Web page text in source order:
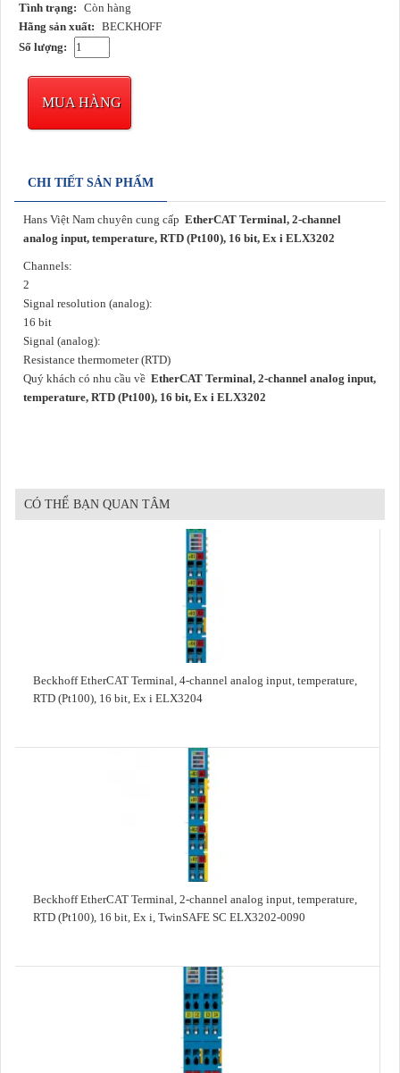
Tình trạng:
Còn hàng
Hãng sản xuất:
BECKHOFF
Số lượng:
MUA HÀNG
CHI TIẾT SẢN PHẨM
Hans Việt Nam chuyên cung cấp EtherCAT Terminal, 2-channel
analog input, temperature, RTD (Pt100), 16 bit, Ex i ELX3202
Channels:
2
Signal resolution (analog):
16 bit
Signal (analog):
Resistance thermometer (RTD)
Quý khách có nhu cầu về EtherCAT Terminal, 2-channel analog input,
temperature, RTD (Pt100), 16 bit, Ex i ELX3202
CÓ THỂ BẠN QUAN TÂM
Beckhoff EtherCAT Terminal, 4-channel analog input, temperature,
RTD (Pt100), 16 bit, Ex i ELX3204
Beckhoff EtherCAT Terminal, 2-channel analog input, temperature,
RTD (Pt100), 16 bit, Ex i, TwinSAFE SC ELX3202-0090